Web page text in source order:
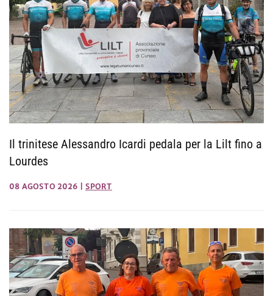
Il trinitese Alessandro Icardi pedala per la Lilt fino a
Lourdes
08 AGOSTO 2026 SPORT